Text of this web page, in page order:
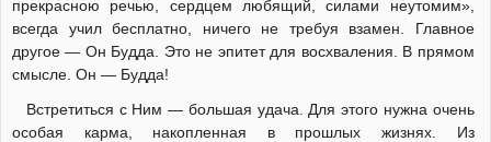
прекрасною речью, сердцем любящий, силами неутомим»,
всегда учил бесплатно, ничего не требуя взамен. Главное
другое — Он Будда. Это не эпитет для восхваления. В прямом
смысле. Он — Будда!
Встретиться с Ним — большая удача. Для этого нужна очень
особая карма, накопленная в прошлых жизнях. Из